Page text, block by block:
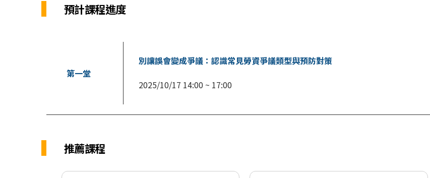
預計課程進度
第一堂
別讓誤會變成爭議：認識常見勞資爭議類型與預防對策
2025/10/17 14:00 ~ 17:00
推薦課程